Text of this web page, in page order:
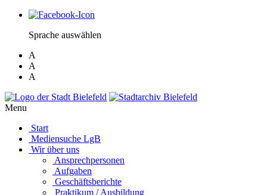
Sprache auswählen
A
A
A
Menu
Start
Mediensuche LgB
Wir über uns
Ansprechpersonen
Aufgaben
Geschäftsberichte
Praktikum / Ausbildung